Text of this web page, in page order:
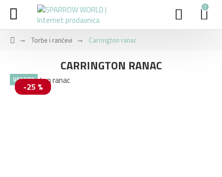
0
Torbe i rančevi Carrington ranac
CARRINGTON RANAC
USKORO
-25 %